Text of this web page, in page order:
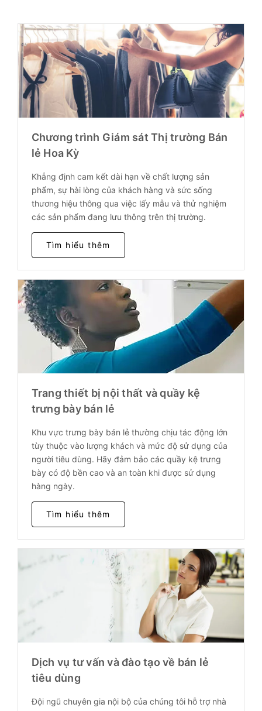
Chương trình Giám sát Thị trường Bán
lẻ Hoa Kỳ
Khẳng định cam kết dài hạn về chất lượng sản
phẩm, sự hài lòng của khách hàng và sức sống
thương hiệu thông qua việc lấy mẫu và thử nghiệm
các sản phẩm đang lưu thông trên thị trường.
Tìm hiểu thêm
Trang thiết bị nội thất và quầy kệ
trưng bày bán lẻ
Khu vực trưng bày bán lẻ thường chịu tác động lớn
tùy thuộc vào lượng khách và mức độ sử dụng của
người tiêu dùng. Hãy đảm bảo các quầy kệ trưng
bày có độ bền cao và an toàn khi được sử dụng
hàng ngày.
Tìm hiểu thêm
Dịch vụ tư vấn và đào tạo về bán lẻ
tiêu dùng
Đội ngũ chuyên gia nội bộ của chúng tôi hỗ trợ nhà